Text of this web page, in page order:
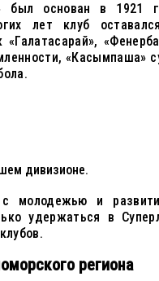
был основан в 1921
лет клуб
«Галатасарай»,
«Касымпаша»
дивизионе.
с молодежью и
удержаться в
региона